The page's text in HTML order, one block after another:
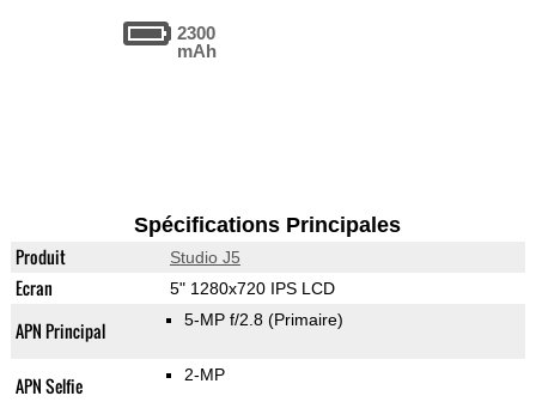
2300
mAh
Spécifications Principales
Produit Studio J5
Ecran 5" 1280x720 IPS LCD
APN Principal 5-MP f/2.8 (Primaire)
APN Selfie 2-MP